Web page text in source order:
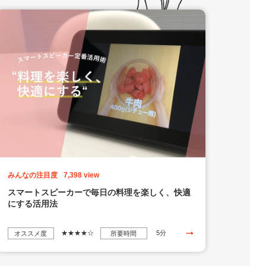
みんなの注目度 7,398 view
スマートスピーカーで毎日の料理を楽しく、快適
にする活用法
オススメ度 ★★★★☆ 所要時間 5分